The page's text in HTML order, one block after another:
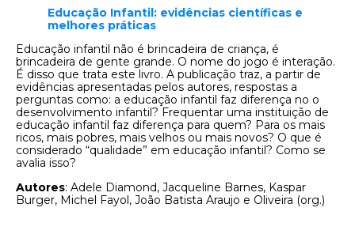
Educação Infantil: evidências científicas e
melhores práticas
Educação infantil não é brincadeira de criança, é
brincadeira de gente grande. O nome do jogo é interação.
É disso que trata este livro. A publicação traz, a partir de
evidências apresentadas pelos autores, respostas a
perguntas como: a educação infantil faz diferença no o
desenvolvimento infantil? Frequentar uma instituição de
educação infantil faz diferença para quem? Para os mais
ricos, mais pobres, mais velhos ou mais novos? O que é
considerado “qualidade” em educação infantil? Como se
avalia isso?
Autores: Adele Diamond, Jacqueline Barnes, Kaspar
Burger, Michel Fayol, João Batista Araujo e Oliveira (org.)